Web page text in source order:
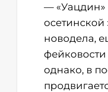
— «Уацдин»
новодела,
однако, в